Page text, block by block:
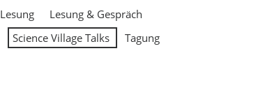
Lesung
Lesung & Gespräch
Science Village Talks
Tagung